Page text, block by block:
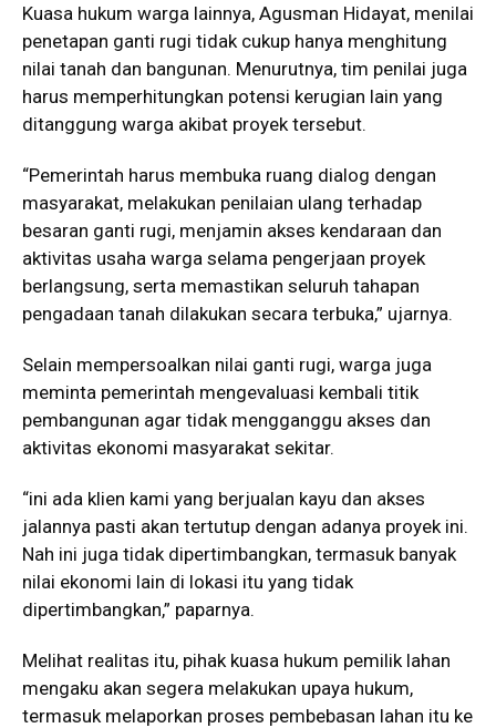
Kuasa hukum warga lainnya, Agusman Hidayat, menilai
penetapan ganti rugi tidak cukup hanya menghitung
nilai tanah dan bangunan. Menurutnya, tim penilai juga
harus memperhitungkan potensi kerugian lain yang
ditanggung warga akibat proyek tersebut.
“Pemerintah harus membuka ruang dialog dengan
masyarakat, melakukan penilaian ulang terhadap
besaran ganti rugi, menjamin akses kendaraan dan
aktivitas usaha warga selama pengerjaan proyek
berlangsung, serta memastikan seluruh tahapan
pengadaan tanah dilakukan secara terbuka,” ujarnya.
Selain mempersoalkan nilai ganti rugi, warga juga
meminta pemerintah mengevaluasi kembali titik
pembangunan agar tidak mengganggu akses dan
aktivitas ekonomi masyarakat sekitar.
“ini ada klien kami yang berjualan kayu dan akses
jalannya pasti akan tertutup dengan adanya proyek ini.
Nah ini juga tidak dipertimbangkan, termasuk banyak
nilai ekonomi lain di lokasi itu yang tidak
dipertimbangkan,” paparnya.
Melihat realitas itu, pihak kuasa hukum pemilik lahan
mengaku akan segera melakukan upaya hukum,
termasuk melaporkan proses pembebasan lahan itu ke